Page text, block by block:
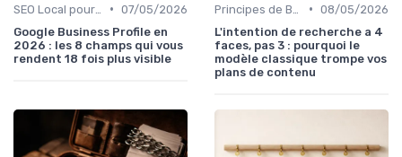
• 07/05/2026
Google Business Profile en
2026 : les 8 champs qui vous
rendent 18 fois plus visible
• 08/05/2026
L'intention de recherche a 4
faces, pas 3 : pourquoi le
modèle classique trompe vos
plans de contenu